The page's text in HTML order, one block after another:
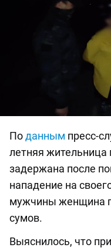
Поданным пресс-
летняя
задержана после
нападение на
мужчины женщина
сумов.
Выяснилось, что